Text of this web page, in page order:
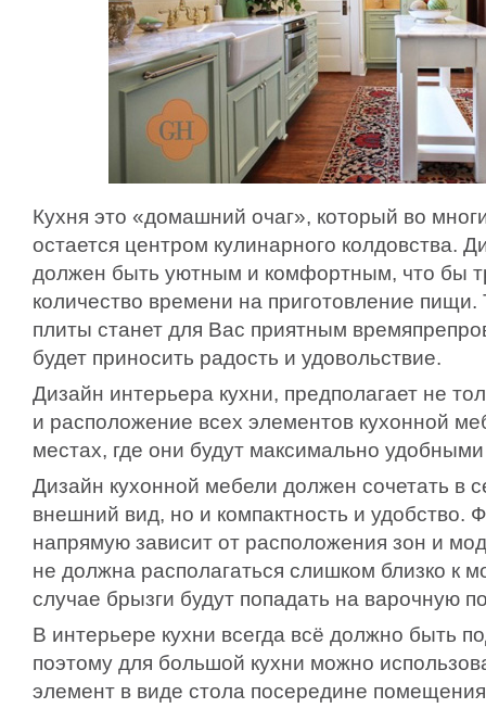
Кухня это «домашний очаг», который во
остается центром кулинарного колдовства.
должен быть уютным и комфортным, что бы
количество времени на приготовление пищи.
плиты станет для Вас приятным
будет приносить радость и удовольствие.
Дизайн интерьера кухни, предполагает не
и расположение всех элементов кухонной
местах, где они будут максимально
Дизайн кухонной мебели должен сочетать в
внешний вид, но и компактность и удобство.
напрямую зависит от расположения зон и
не должна располагаться слишком близко к
случае брызги будут попадать на варочную
В интерьере кухни всегда всё должно быть
поэтому для большой кухни можно
элемент в виде стола посередине